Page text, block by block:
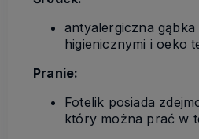
antyalergiczna
higienicznymi i oeko
Pranie:
Fotelik posiada
który można prać w